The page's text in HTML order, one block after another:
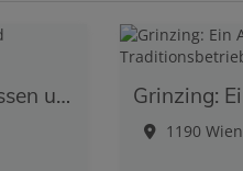
Baden: Stadthaus mit 2 Terrassen und Eigengarten
1190 Wien